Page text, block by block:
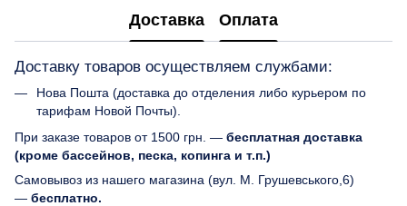
Доставка Оплата
Доставку товаров осуществляем службами:
Нова Пошта (доставка до отделения либо курьером по
тарифам Новой Почты).
При заказе товаров от 1500 грн. — бесплатная доставка
(кроме бассейнов, песка, копинга и т.п.)
Самовывоз из нашего магазина (вул. М. Грушевського,6)
— бесплатно.